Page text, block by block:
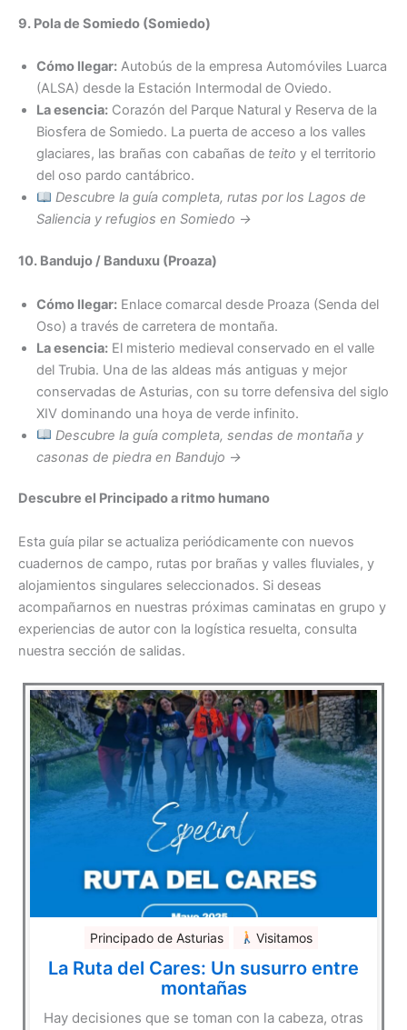
9. Pola de Somiedo (Somiedo)
Cómo llegar: Autobús de la empresa Automóviles Luarca
(ALSA) desde la Estación Intermodal de Oviedo.
La esencia: Corazón del Parque Natural y Reserva de la
Biosfera de Somiedo. La puerta de acceso a los valles
glaciares, las brañas con cabañas de teito y el territorio
del oso pardo cantábrico.
Descubre la guía completa, rutas por los Lagos de
Saliencia y refugios en Somiedo →
10. Bandujo / Banduxu (Proaza)
Cómo llegar: Enlace comarcal desde Proaza (Senda del
Oso) a través de carretera de montaña.
La esencia: El misterio medieval conservado en el valle
del Trubia. Una de las aldeas más antiguas y mejor
conservadas de Asturias, con su torre defensiva del siglo
XIV dominando una hoya de verde infinito.
Descubre la guía completa, sendas de montaña y
casonas de piedra en Bandujo →
Descubre el Principado a ritmo humano
Esta guía pilar se actualiza periódicamente con nuevos
cuadernos de campo, rutas por brañas y valles fluviales, y
alojamientos singulares seleccionados. Si deseas
acompañarnos en nuestras próximas caminatas en grupo y
experiencias de autor con la logística resuelta, consulta
nuestra sección de salidas.
Principado de Asturias Visitamos
La Ruta del Cares: Un susurro entre
montañas
Hay decisiones que se toman con la cabeza, otras